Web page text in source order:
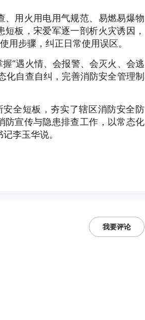
用火用电用气规范、易燃易爆物
板，宋爱军逐一剖析火灾诱因，
用步骤，纠正日常使用误区。
“遇火情、会报警、会灭火、会逃
化自查自纠，完善消防安全管理制
全短板，夯实了辖区消防安全防
防宣传与隐患排查工作，以常态化
李玉华说。
我要评论